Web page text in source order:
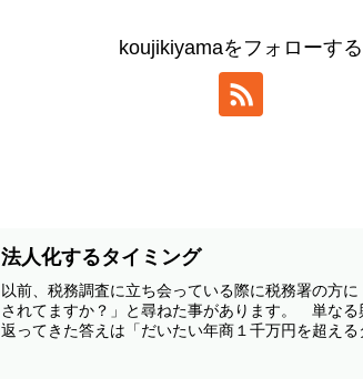
koujikiyamaをフォローする
法人化するタイミング
以前、税務調査に立ち会っている際に税務署の方
されてますか？」と尋ねた事があります。 単な
返ってきた答えは「だいたい年商１千万円を超える